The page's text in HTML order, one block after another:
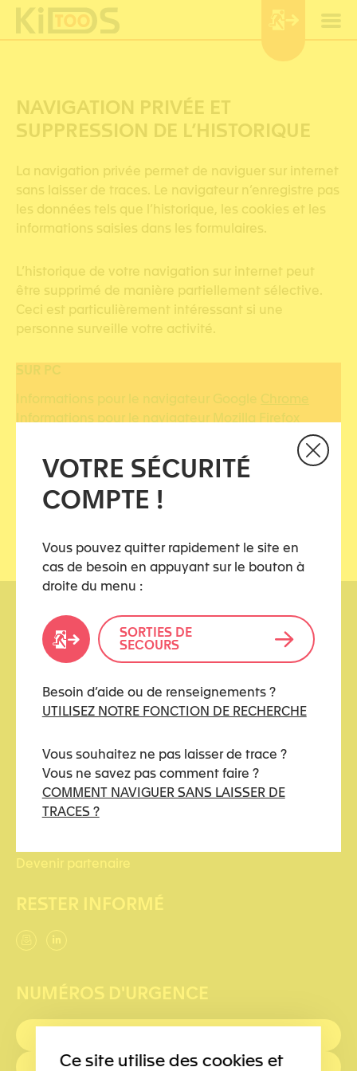
VOTRE SÉCURITÉ
COMPTE !
Vous pouvez quitter rapidement le site en
cas de besoin en appuyant sur le bouton à
droite du menu :
SORTIES DE
SECOURS
Besoin d’aide ou de renseignements ?
UTILISEZ NOTRE FONCTION DE RECHERCHE
Vous souhaitez ne pas laisser de trace ?
Vous ne savez pas comment faire ?
COMMENT NAVIGUER SANS LAISSER DE
TRACES ?
NAVIGATION PRIVÉE ET
SUPPRESSION DE L’HISTORIQUE
La navigation privée permet de naviguer sur internet
sans laisser de traces. Le navigateur n’enregistre pas
les données tels que l’historique, les cookies et les
informations saisies dans les formulaires.
L’historique de votre navigation sur internet peut
être supprimé de manière partiellement sélective.
Ceci est particulièrement intéressant si une
personne surveille votre activité.
SUR PC
Informations pour le navigateur Google Chrome
Informations pour le navigateur Mozilla Firefox
Edge
SUR SMARTPHONE ANDROÏD
Information pour smartphone Androïd – à faire.
kidstoo(at)protonmail.ch
LIENS UTILES
Comment naviguer sans laisser de traces ?
Devenir partenaire
RESTER INFORMÉ
NUMÉROS D'URGENCE
POLICE: 117
Panneau de gestion des cookies
Ce site utilise des cookies et